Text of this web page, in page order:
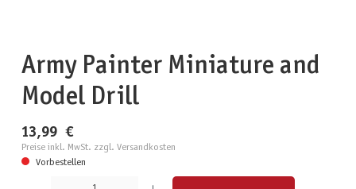
Army Painter Miniature and
Model Drill
13,99 €
Preise inkl. MwSt. zzgl. Versandkosten
Vorbestellen
Produkt Anzahl: Gib den gewünschten Wert ein oder benutze die Schaltflächen um die Anzahl zu